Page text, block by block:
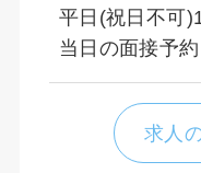
平日(祝日不可
当日の面接予約
求人